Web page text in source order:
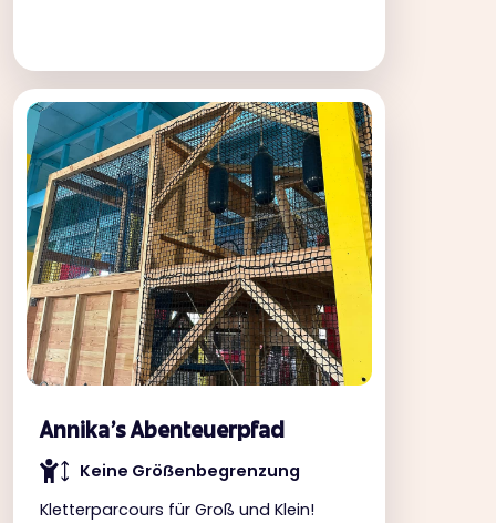
Annika's Abenteuerpfad
Keine Gröẞenbegrenzung
Kletterparcours für Groß und Klein!